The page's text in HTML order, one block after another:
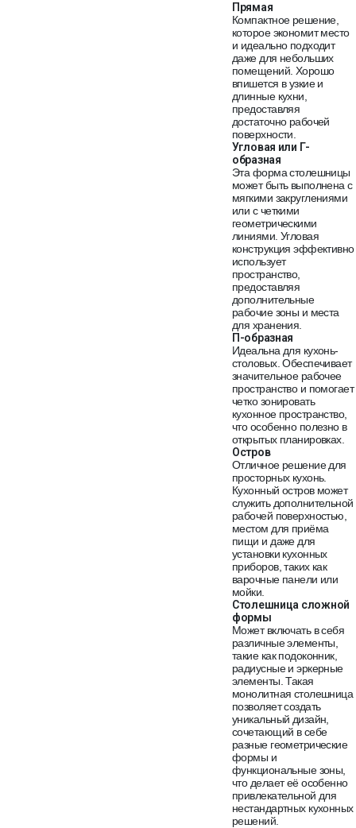
Прямая
Компактное решение,
которое экономит место
и идеально подходит
даже для небольших
помещений. Хорошо
впишется в узкие и
длинные кухни,
предоставляя
достаточно рабочей
поверхности.
Угловая или Г-
образная
Эта форма столешницы
может быть выполнена с
мягкими закруглениями
или с четкими
геометрическими
линиями. Угловая
конструкция эффективно
использует
пространство,
предоставляя
дополнительные
рабочие зоны и места
для хранения.
П-образная
Идеальна для кухонь-
столовых. Обеспечивает
значительное рабочее
пространство и помогает
четко зонировать
кухонное пространство,
что особенно полезно в
открытых планировках.
Остров
Отличное решение для
просторных кухонь.
Кухонный остров может
служить дополнительной
рабочей поверхностью,
местом для приёма
пищи и даже для
установки кухонных
приборов, таких как
варочные панели или
мойки.
Столешница сложной
формы
Может включать в себя
различные элементы,
такие как подоконник,
радиусные и эркерные
элементы. Такая
монолитная столешница
позволяет создать
уникальный дизайн,
сочетающий в себе
разные геометрические
формы и
функциональные зоны,
что делает её особенно
привлекательной для
нестандартных кухонных
решений.